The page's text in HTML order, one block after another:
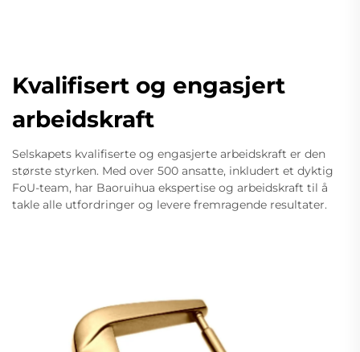
Kvalifisert og engasjert
arbeidskraft
Selskapets kvalifiserte og engasjerte arbeidskraft er den
største styrken. Med over 500 ansatte, inkludert et dyktig
FoU-team, har Baoruihua ekspertise og arbeidskraft til å
takle alle utfordringer og levere fremragende resultater.